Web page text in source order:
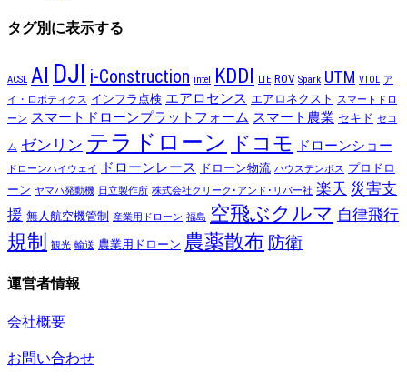
タグ別に表示する
ACSL AI DJI i-Construction intel KDDI LTE ROV Spark UTM VTOL ア
イ・ロボティクス インフラ点検 エアロセンス エアロネクスト
スマートドロ
ーン スマートドローンプラットフォーム スマート農業 セキド セコ
ム ゼンリン テラドローン ドコモ ドローンショー
ドローンハイウェイ ドローンレース ドローン物流 ハウステンボス プロドロ
ーン ヤマハ発動機 日立製作所 株式会社クリーク･アンド･リバー社 楽天 災害支
援 無人航空機管制 産業用ドローン 福島 空飛ぶクルマ 自律飛行
規制 観光 輸送 農業用ドローン 農薬散布 防衛
運営者情報
会社概要
お問い合わせ